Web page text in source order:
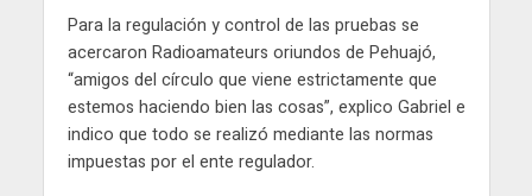
Para la regulación y control de las pruebas se
acercaron Radioamateurs oriundos de Pehuajó,
“amigos del círculo que viene estrictamente que
estemos haciendo bien las cosas”, explico Gabriel e
indico que todo se realizó mediante las normas
impuestas por el ente regulador.